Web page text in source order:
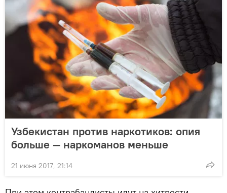
Узбекистан против наркотиков: опия
больше — наркоманов меньше
21 июня 2017, 21:14